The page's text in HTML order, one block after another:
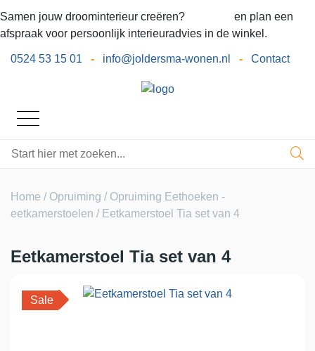
Samen jouw droominterieur creëren?
en plan een
afspraak voor persoonlijk interieuradvies in de winkel.
0524 53 15 01 - info@joldersma-wonen.nl - Contact
Home / Opruiming / Opruiming Eethoeken -
eetkamerstoelen / Eetkamerstoel Tia set van 4
Eetkamerstoel Tia set van 4
Sale